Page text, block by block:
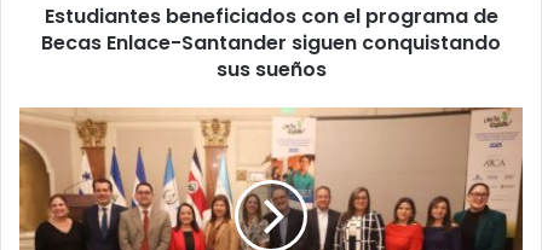
siguen
conquistando
Estudiantes beneficiados con el programa de
Becas Enlace-Santander siguen conquistando
sus sueños
El
Sector
Azucarero
Centroamericano
reafirma
su